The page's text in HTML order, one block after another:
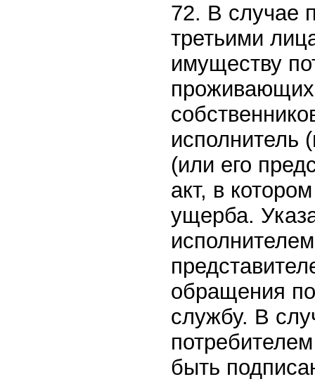
72. В случае
третьими
имуществу
исполнитель
(или его
акт, в
ущерба.
обращения
службу. В
быть